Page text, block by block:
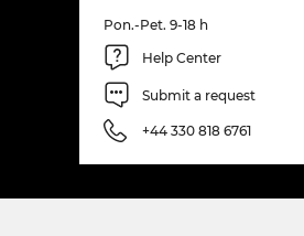
Pon.-Pet. 9-18 h
Help Center
Submit a request
+44 330 818 6761